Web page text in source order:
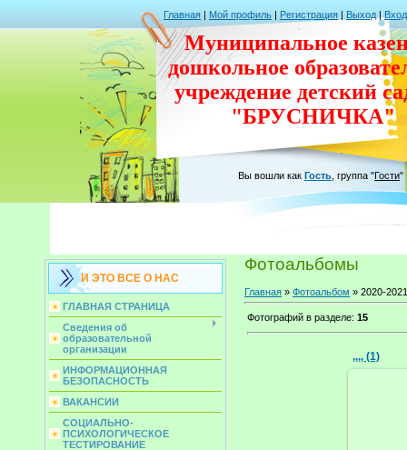
Главная | Мой профиль | Регистрация | Выход | Вход
Муниципальное
дошкольное
учреждение детский
"БРУСНИЧКА"
Вы вошли как Гость группа "Гости"
И ЭТО ВСЕ О НАС
ГЛАВНАЯ СТРАНИЦА
Сведения об
образовательной
организации
ИНФОРМАЦИОННАЯ
БЕЗОПАСНОСТЬ
ВАКАНСИИ
СОЦИАЛЬНО-
ПСИХОЛОГИЧЕСКОЕ
ТЕСТИРОВАНИЕ
Фотоальбомы
Главная » Фотоальбом » 2020-
Фотографий в разделе: 15
,,,, (1)